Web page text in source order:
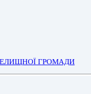
ГРОМАДИ